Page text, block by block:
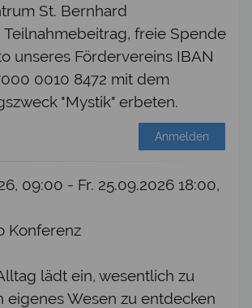
St. Bernhard
Teilnahmebeitrag, freie Spende
unseres Fördervereins IBAN
0010 8472 mit dem
"Mystik" erbeten.
Anmelden
09:00 - Fr. 25.09.2026 18:00,
Konferenz
lädt ein, wesentlich zu
eigenes Wesen zu entdecken